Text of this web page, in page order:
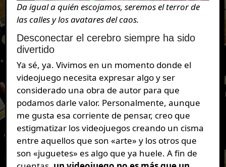
Da igual a quién escojamos, seremos el terror de
las calles y los avatares del caos.
Desconectar el cerebro siempre ha sido
divertido
Ya sé, ya. Vivimos en un momento donde el
videojuego necesita expresar algo y ser
considerado una obra de autor para que
podamos darle valor. Personalmente, aunque
me gusta esa corriente de pensar, creo que
estigmatizar los videojuegos creando un cisma
entre aquellos que son «arte» y los otros que
son «juguetes» es algo que ya huele. A fin de